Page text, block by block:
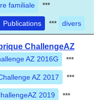
familiale ***
Publications *** divers
ChallengeAZ
AZ 2016G ***
AZ 2017 ***
2019 ***